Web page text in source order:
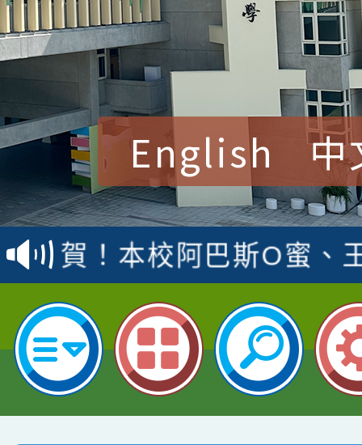
English 中
賀！本校參加桃園市中
賽 洪綺君教師榮獲社
名
賀！本校阿巴斯O蜜、
倩參加桃園市科展 國
名 指導老師王老師、
賀！本校四年二班張O
園市英語競賽國小朗讀
指導老師林老師
賀！本校參加桃園市中
賽 劉文瑛教師榮獲教
賀！本校參與2026世